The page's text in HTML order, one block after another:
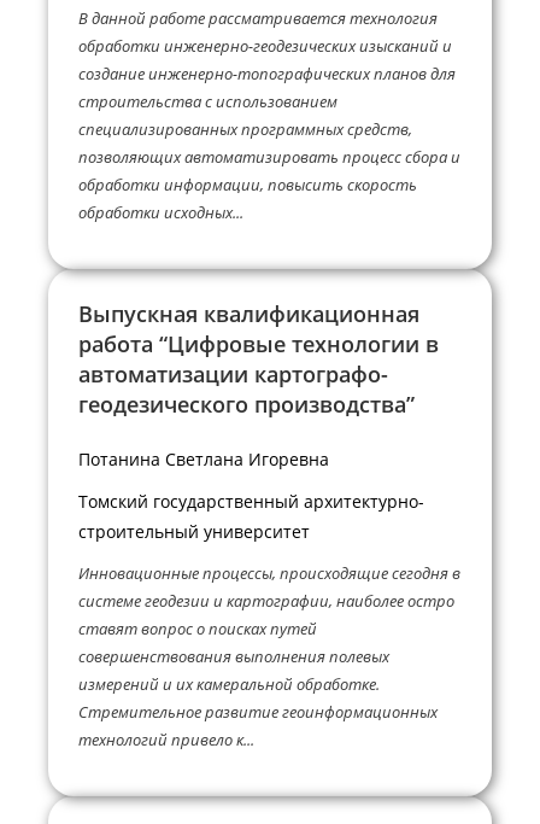
В данной работе рассматривается технология
обработки инженерно-геодезических изысканий и
создание инженерно-топографических планов для
строительства с использованием
специализированных программных средств,
позволяющих автоматизировать процесс сбора и
обработки информации, повысить скорость
обработки исходных...
Выпускная квалификационная
работа “Цифровые технологии в
автоматизации картографо-
геодезического производства”
Потанина Светлана Игоревна
Томский государственный архитектурно-
строительный университет
Инновационные процессы, происходящие сегодня в
системе геодезии и картографии, наиболее остро
ставят вопрос о поисках путей
совершенствования выполнения полевых
измерений и их камеральной обработке.
Стремительное развитие геоинформационных
технологий привело к...